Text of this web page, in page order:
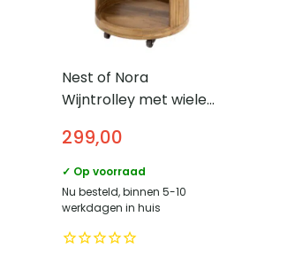
Nest of Nora
Wijntrolley met wielen
voor drank –
Mangohout
299,00
✓ Op voorraad
Nu besteld, binnen 5-10
werkdagen in huis